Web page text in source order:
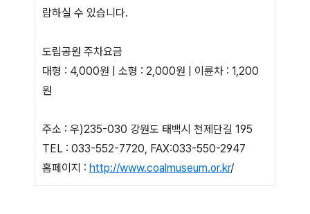
람하실 수 있습니다.
도립공원 주차요금
대형 : 4,000원 | 소형 : 2,000원 | 이륜차 : 1,200
원
주소 : 우)235-030 강원도 태백시 천제단길 195
TEL : 033-552-7720, FAX:033-550-2947
홈페이지 : http://www.coalmuseum.or.kr/